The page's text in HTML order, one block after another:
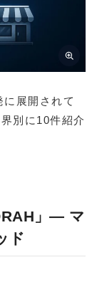
展開されて
別に10件紹介
」― マ
ド